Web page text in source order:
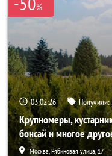
%
03:02:24 Получили:
Крупномеры,
бонсай и многое
Москва, Рябиновая улица, 17